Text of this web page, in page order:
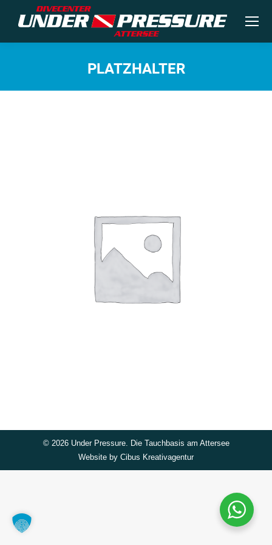
PLATZHALTER
© 2026 Under Pressure. Die Tauchbasis am Attersee
Website by Cibus Kreativagentur